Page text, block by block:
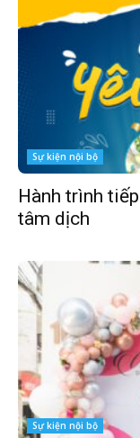
Sự kiện nội bộ
Hành trình
tâm dịch
Sự kiện nội bộ